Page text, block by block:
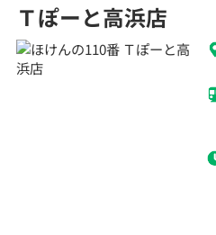
Ｔぽーと高浜店